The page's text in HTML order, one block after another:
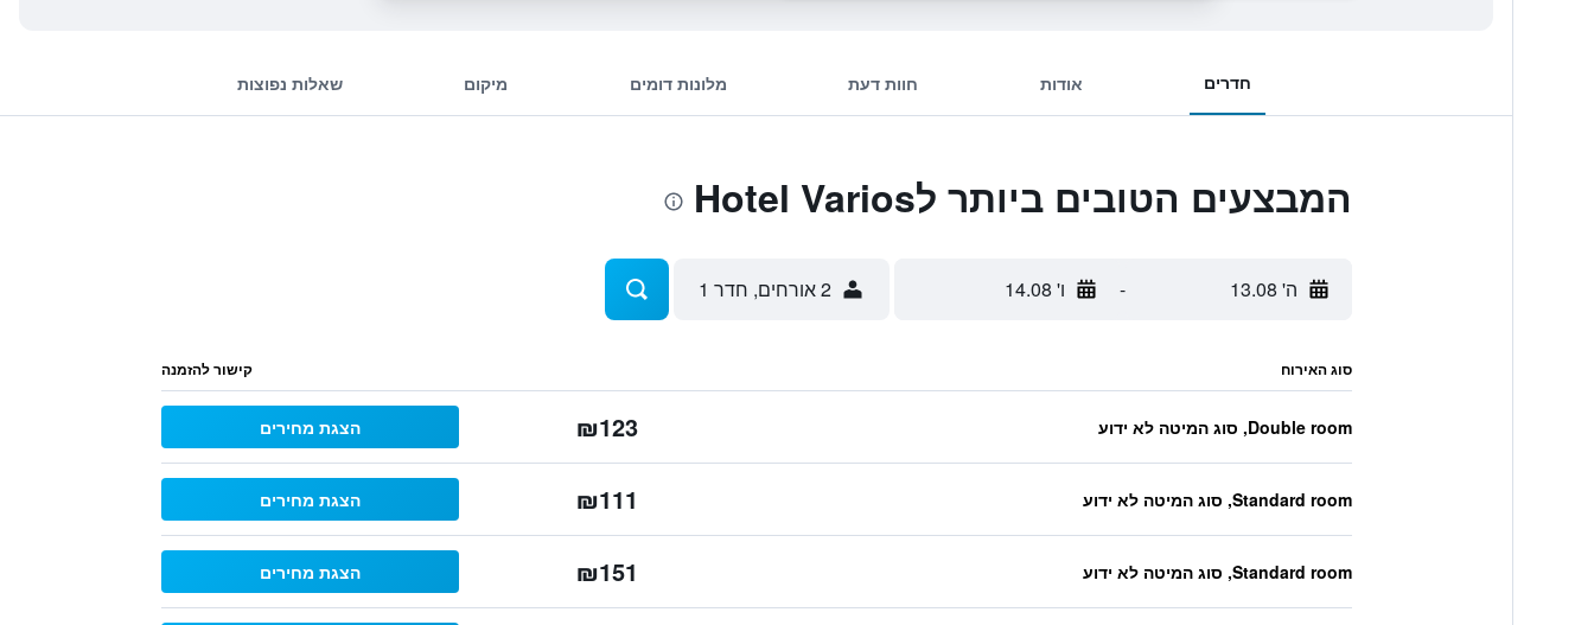
חדרים אודות חוות דעת מלונות דומים מיקום שאלות נפוצות
המבצעים הטובים ביותר לHotel Varios
ה' 13.08 - ו' 14.08 2 אורחים, חדר 1
סוג האירוח קישור להזמנה
Double room, סוג המיטה לא ידוע ₪123 הצגת מחירים
Standard room, סוג המיטה לא ידוע ₪111 הצגת מחירים
Standard room, סוג המיטה לא ידוע ₪151 הצגת מחירים